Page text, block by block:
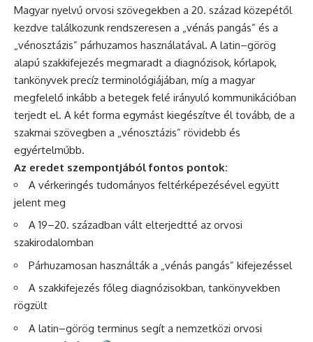
Magyar nyelvű orvosi szövegekben a 20. század közepétől
kezdve találkozunk rendszeresen a „vénás pangás” és a
„vénosztázis” párhuzamos használatával. A latin–görög
alapú szakkifejezés megmaradt a diagnózisok, kórlapok,
tankönyvek precíz terminológiájában, míg a magyar
megfelelő inkább a betegek felé irányuló kommunikációban
terjedt el. A két forma egymást kiegészítve él tovább, de a
szakmai szövegben a „vénosztázis” rövidebb és
egyértelműbb.
Az eredet szempontjából fontos pontok:
A vérkeringés tudományos feltérképezésével együtt
jelent meg
A 19–20. században vált elterjedtté az orvosi
szakirodalomban
Párhuzamosan használták a „vénás pangás” kifejezéssel
A szakkifejezés főleg diagnózisokban, tankönyvekben
rögzült
A latin–görög terminus segít a nemzetközi orvosi